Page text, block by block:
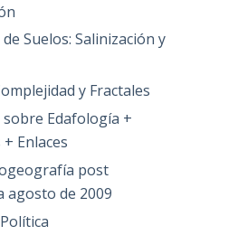
Suelos: Salinización y
y Fractales
Edafología +
Enlaces
post
agosto de 2009